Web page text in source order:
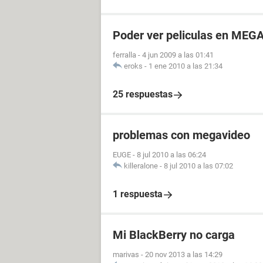
Poder ver peliculas en
ferralla - 4 jun 2009 a las 01:41
eroks - 1 ene 2010 a las 21:34
25 respuestas
problemas con megavideo
EUGE - 8 jul 2010 a las 06:24
killeralone - 8 jul 2010 a las 07:02
1 respuesta
Mi BlackBerry no carga
marivas - 20 nov 2013 a las 14:29